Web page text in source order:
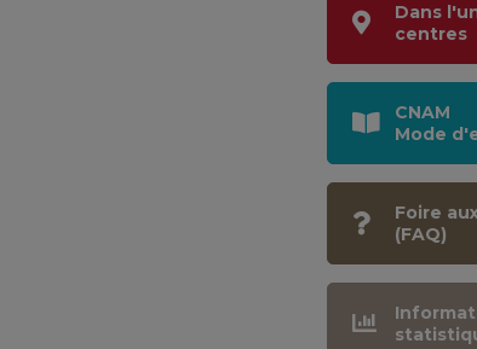
Dans
centres
CNAM
Mode
Foire
(FAQ)